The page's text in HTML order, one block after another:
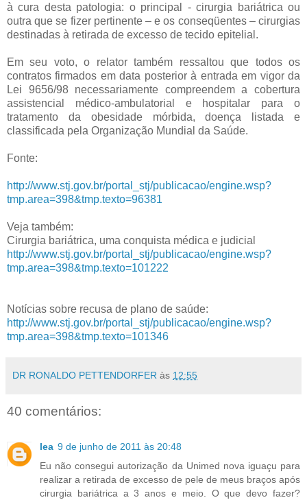
à cura desta patologia: o principal - cirurgia bariátrica ou
outra que se fizer pertinente – e os conseqüentes – cirurgias
destinadas à retirada de excesso de tecido epitelial.
Em seu voto, o relator também ressaltou que todos os
contratos firmados em data posterior à entrada em vigor da
Lei 9656/98 necessariamente compreendem a cobertura
assistencial médico-ambulatorial e hospitalar para o
tratamento da obesidade mórbida, doença listada e
classificada pela Organização Mundial da Saúde.
Fonte:
http://www.stj.gov.br/portal_stj/publicacao/engine.wsp?
tmp.area=398&tmp.texto=96381
Veja também:
Cirurgia bariátrica, uma conquista médica e judicial
http://www.stj.gov.br/portal_stj/publicacao/engine.wsp?
tmp.area=398&tmp.texto=101222
Notícias sobre recusa de plano de saúde:
http://www.stj.gov.br/portal_stj/publicacao/engine.wsp?
tmp.area=398&tmp.texto=101346
DR RONALDO PETTENDORFER às 12:55
40 comentários:
lea 9 de junho de 2011 às 20:48
Eu não consegui autorização da Unimed nova iguaçu para
realizar a retirada de excesso de pele de meus braços após
cirurgia bariátrica a 3 anos e meio. O que devo fazer?